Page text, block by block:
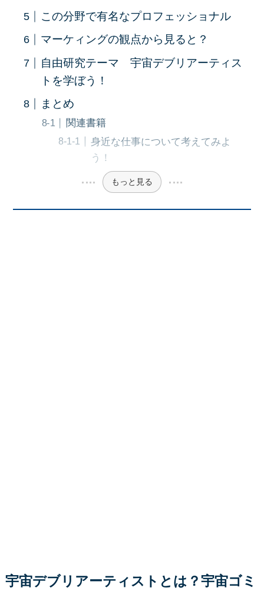
この分野で有名なプロフェッショナル
マーケィングの観点から見ると？
自由研究テーマ 宇宙デブリアーティス
トを学ぼう！
まとめ
関連書籍
身近な仕事について考えてみよ
う！
もっと見る
宇宙デブリアーティストとは？宇宙ゴミ